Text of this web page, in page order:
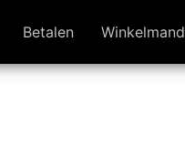
Betalen Winkelmand